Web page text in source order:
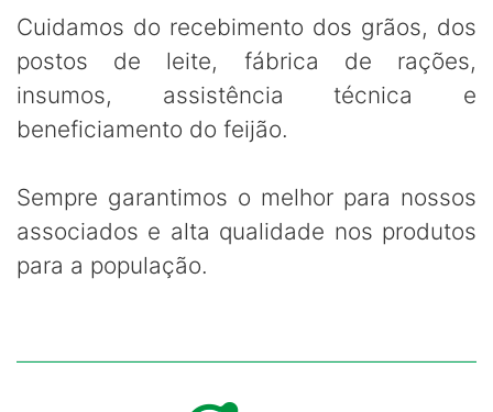
Cuidamos do recebimento dos grãos, dos
postos de leite, fábrica de rações,
insumos, assistência técnica e
beneficiamento do feijão.
Sempre garantimos o melhor para nossos
associados e alta qualidade nos produtos
para a população.